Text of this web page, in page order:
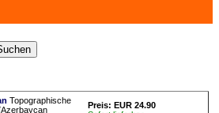
Topographische
Preis: EUR 24.90